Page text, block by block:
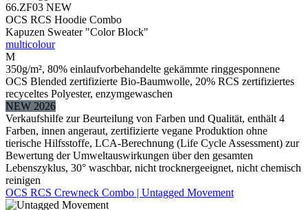
66.ZF03 NEW
OCS RCS Hoodie Combo
Kapuzen Sweater "Color Block"
multicolour
M
350g/m², 80% einlaufvorbehandelte gekämmte ringgesponnene
OCS Blended zertifizierte Bio-Baumwolle, 20% RCS zertifiziertes
recyceltes Polyester, enzymgewaschen
NEW 2026
Verkaufshilfe zur Beurteilung von Farben und Qualität, enthält 4
Farben, innen angeraut, zertifizierte vegane Produktion ohne
tierische Hilfsstoffe, LCA-Berechnung (Life Cycle Assessment) zur
Bewertung der Umweltauswirkungen über den gesamten
Lebenszyklus, 30° waschbar, nicht trocknergeeignet, nicht chemisch
reinigen
OCS RCS Crewneck Combo | Untagged Movement